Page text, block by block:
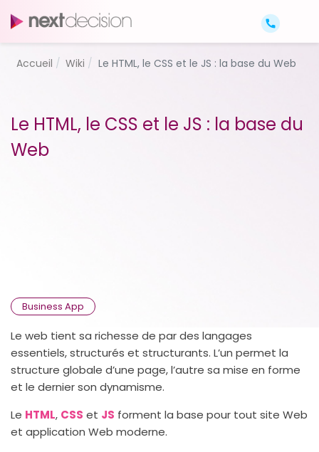
Accueil Wiki Le HTML, le CSS et le JS : la base du Web
Le HTML, le CSS et le JS : la base du
Web
Business App
Le web tient sa richesse de par des langages
essentiels, structurés et structurants. L’un permet la
structure globale d’une page, l’autre sa mise en forme
et le dernier son dynamisme.
Le HTML, CSS et JS forment la base pour tout site Web
et application Web moderne.